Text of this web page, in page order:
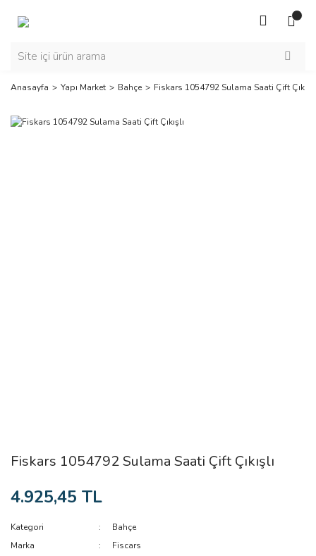
Anasayfa Yapı Market Bahçe Fiskars 1054792 Sulama Saati Çift Çıkışlı
Fiskars 1054792 Sulama Saati Çift Çıkışlı
4.925,45 TL
Kategori
Bahçe
Marka
Fiscars